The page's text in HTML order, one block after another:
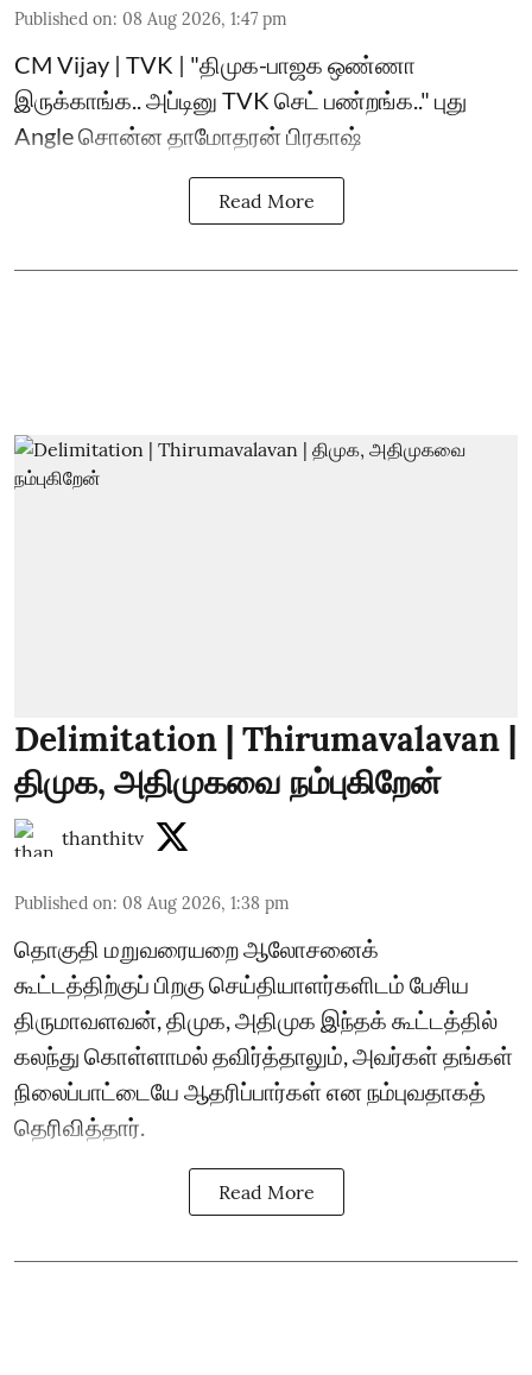
Published on: 08 Aug 2026, 1:47 pm
CM Vijay | TVK | "திமுக-பாஜக ஒண்ணா
இருக்காங்க.. அப்டினு TVK செட் பண்றங்க.." புது
Angle சொன்ன தாமோதரன் பிரகாஷ்
Read More
Delimitation | Thirumavalavan |
திமுக, அதிமுகவை நம்புகிறேன்
thanthitv
Published on: 08 Aug 2026, 1:38 pm
தொகுதி மறுவரையறை ஆலோசனைக்
கூட்டத்திற்குப் பிறகு செய்தியாளர்களிடம் பேசிய
திருமாவளவன், திமுக, அதிமுக இந்தக் கூட்டத்தில்
கலந்து கொள்ளாமல் தவிர்த்தாலும், அவர்கள் தங்கள்
நிலைப்பாட்டையே ஆதரிப்பார்கள் என நம்புவதாகத்
தெரிவித்தார்.
Read More